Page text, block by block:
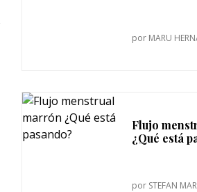
por MARU
Flujo
¿Qué está
por STEFAN